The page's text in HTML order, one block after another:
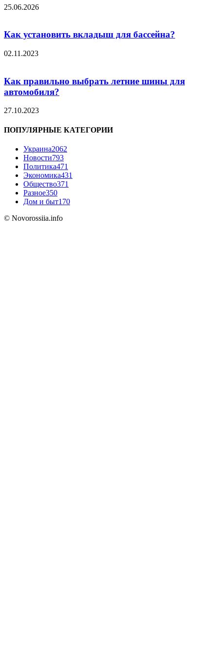
25.06.2026
Как установить вкладыш для бассейна?
02.11.2023
Как правильно выбрать летние шины для
автомобиля?
27.10.2023
ПОПУЛЯРНЫЕ КАТЕГОРИИ
Украина2062
Новости793
Политика471
Экономика431
Общество371
Разное350
Дом и быт170
© Novorossiia.info